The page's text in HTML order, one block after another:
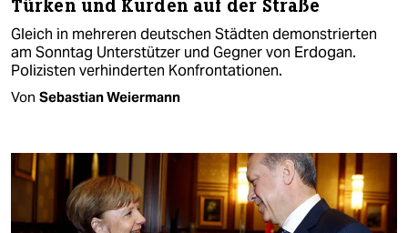
Türken und Kurden auf der Straße
Gleich in mehreren deutschen Städten demonstrierten
am Sonntag Unterstützer und Gegner von Erdogan.
Polizisten verhinderten Konfrontationen.
Von Sebastian Weiermann